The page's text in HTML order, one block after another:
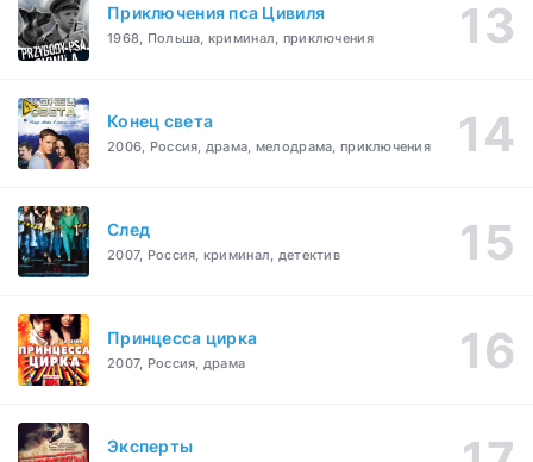
Приключения пса Цивиля
1968, Польша, криминал, приключения
Конец света
2006, Россия, драма, мелодрама, приключения
След
2007, Россия, криминал, детектив
Принцесса цирка
2007, Россия, драма
Эксперты